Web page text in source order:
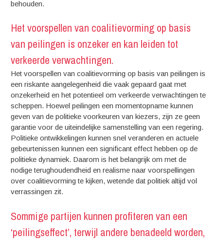
behouden.
Het voorspellen van coalitievorming op basis
van peilingen is onzeker en kan leiden tot
verkeerde verwachtingen.
Het voorspellen van coalitievorming op basis van peilingen is
een riskante aangelegenheid die vaak gepaard gaat met
onzekerheid en het potentieel om verkeerde verwachtingen te
scheppen. Hoewel peilingen een momentopname kunnen
geven van de politieke voorkeuren van kiezers, zijn ze geen
garantie voor de uiteindelijke samenstelling van een regering.
Politieke ontwikkelingen kunnen snel veranderen en actuele
gebeurtenissen kunnen een significant effect hebben op de
politieke dynamiek. Daarom is het belangrijk om met de
nodige terughoudendheid en realisme naar voorspellingen
over coalitievorming te kijken, wetende dat politiek altijd vol
verrassingen zit.
Sommige partijen kunnen profiteren van een
‘peilingseffect’, terwijl andere benadeeld worden,